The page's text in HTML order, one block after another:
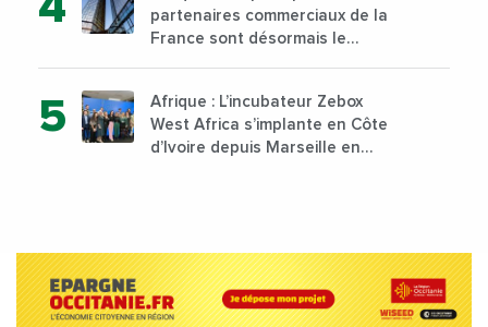
Nairobi dès janvier 2023
partenaires commerciaux de la
France sont désormais le
Afrique : L’incubateur Zebox
West Africa s’implante en Côte
d’Ivoire depuis Marseille en